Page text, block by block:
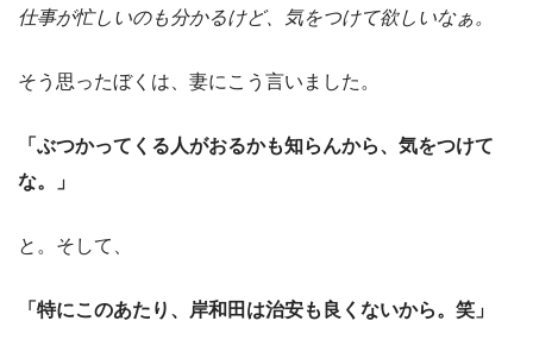
仕事が忙しいのも分かるけど、気をつけて欲しいなぁ。
そう思ったぼくは、妻にこう言いました。
「ぶつかってくる人がおるかも知らんから、気をつけて
な。」
と。そして、
「特にこのあたり、岸和田は治安も良くないから。笑」